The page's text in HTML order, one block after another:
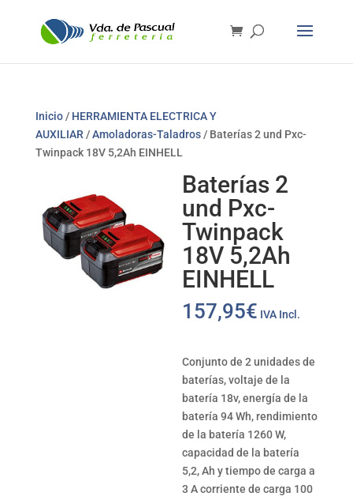
Inicio/ HERRAMIENTA ELECTRICA Y
AUXILIAR /Amoladoras-Taladros/ Baterías 2 und Pxc-
Twinpack 18V 5,2Ah EINHELL
Baterías 2
und Pxc-
Twinpack
18V 5,2Ah
EINHELL
157,95€ IVA Incl.
Conjunto de 2 unidades de
baterías, voltaje de la
batería 18v, energía de la
batería 94 Wh, rendimiento
de la batería 1260 W,
capacidad de la batería
5,2, Ah y tiempo de carga a
3 A corriente de carga 100